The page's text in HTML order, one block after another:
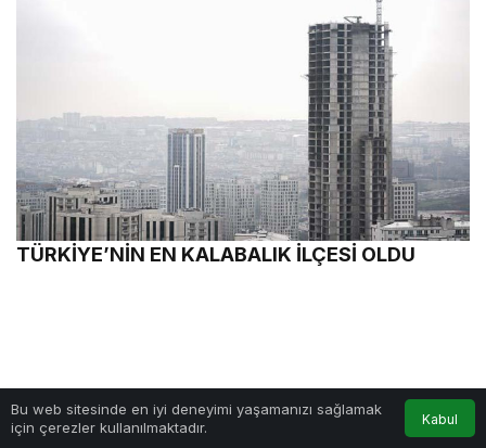
TÜRKİYE’NİN EN KALABALIK İLÇESİ OLDU
Bu web sitesinde en iyi deneyimi yaşamanızı sağlamak
için çerezler kullanılmaktadır.
Kabul